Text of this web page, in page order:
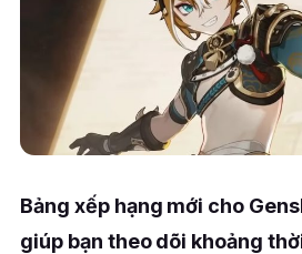
Bảng xếp hạng mới cho
giúp bạn theo dõi khoảng